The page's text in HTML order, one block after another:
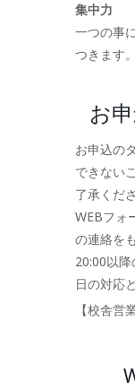
集中力
一つの事
つきます。
お
お申込の
できない
了承くだ
WEBフォ
の連絡を
20:00以
日の対応
【校舎営